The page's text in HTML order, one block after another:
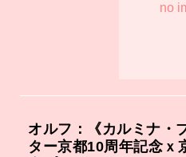
no
オルフ：《カルミナ・
ター京都10周年記念ｘ